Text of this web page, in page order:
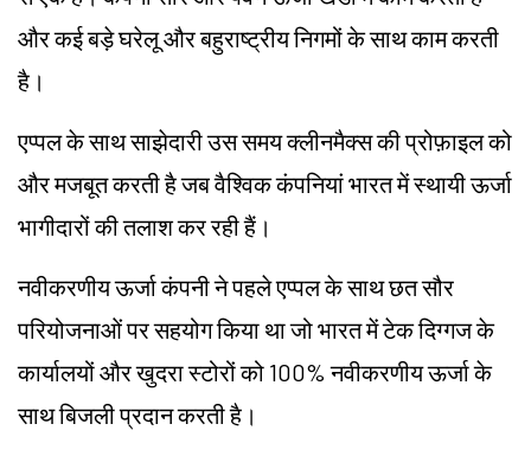
और कई बड़े घरेलू और बहुराष्ट्रीय निगमों के साथ काम करती
है।
एप्पल के साथ साझेदारी उस समय क्लीनमैक्स की प्रोफ़ाइल को
और मजबूत करती है जब वैश्विक कंपनियां भारत में स्थायी ऊर्जा
भागीदारों की तलाश कर रही हैं।
नवीकरणीय ऊर्जा कंपनी ने पहले एप्पल के साथ छत सौर
परियोजनाओं पर सहयोग किया था जो भारत में टेक दिग्गज के
कार्यालयों और खुदरा स्टोरों को 100% नवीकरणीय ऊर्जा के
साथ बिजली प्रदान करती है।